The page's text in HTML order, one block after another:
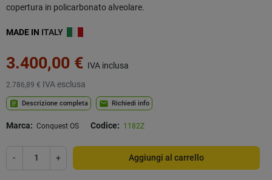
copertura in policarbonato alveolare.
MADE IN ITALY
3.400,00 € IVA inclusa
2.786,89 € IVA esclusa
assignment Descrizione completa mail Richiedi info
Marca: Conquest OS Codice: 1182Z
- + Aggiungi al carrello